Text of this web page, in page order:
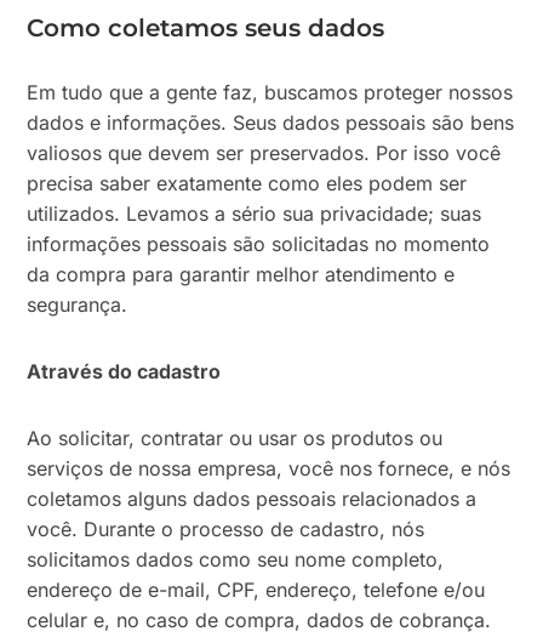
Como coletamos seus dados
Em tudo que a gente faz, buscamos proteger nossos
dados e informações. Seus dados pessoais são bens
valiosos que devem ser preservados. Por isso você
precisa saber exatamente como eles podem ser
utilizados. Levamos a sério sua privacidade; suas
informações pessoais são solicitadas no momento
da compra para garantir melhor atendimento e
segurança.
Através do cadastro
Ao solicitar, contratar ou usar os produtos ou
serviços de nossa empresa, você nos fornece, e nós
coletamos alguns dados pessoais relacionados a
você. Durante o processo de cadastro, nós
solicitamos dados como seu nome completo,
endereço de e-mail, CPF, endereço, telefone e/ou
celular e, no caso de compra, dados de cobrança.